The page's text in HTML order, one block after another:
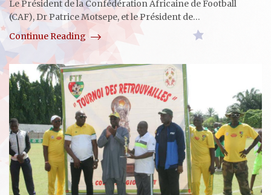
Le Président de la Confédération Africaine de Football
(CAF), Dr Patrice Motsepe, et le Président de…
Continue Reading